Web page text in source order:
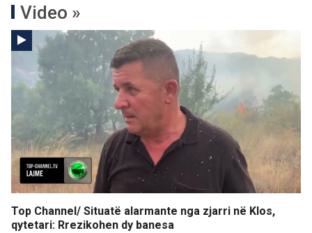
Video »
Top Channel/ Situatë alarmante nga zjarri në Klos,
qytetari: Rrezikohen dy banesa